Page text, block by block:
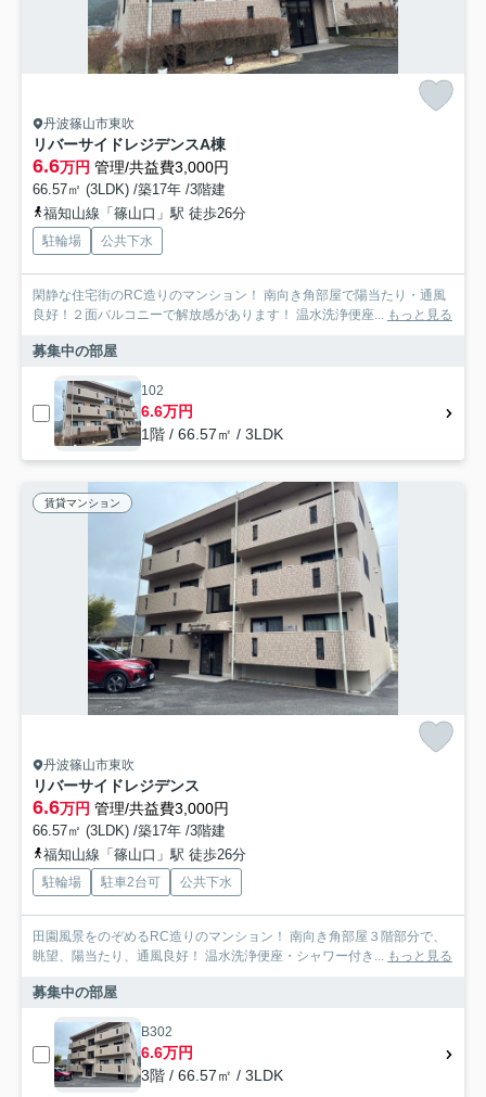
丹波篠山市東吹
リバーサイドレジデンスA棟
6.6万円 管理/共益費3,000円
66.57㎡ (3LDK) /築17年 /3階建
福知山線「篠山口」駅 徒歩26分
駐輪場 公共下水
閑静な住宅街のRC造りのマンション！ 南向き角部屋で陽当たり・通風
良好！２面バルコニーで解放感があります！ 温水洗浄便座... もっと見る
募集中の部屋
102
6.6万円
1階 / 66.57㎡ / 3LDK
賃貸マンション
丹波篠山市東吹
リバーサイドレジデンス
6.6万円 管理/共益費3,000円
66.57㎡ (3LDK) /築17年 /3階建
福知山線「篠山口」駅 徒歩26分
駐輪場 駐車2台可 公共下水
田園風景をのぞめるRC造りのマンション！ 南向き角部屋３階部分で、
眺望、陽当たり、通風良好！ 温水洗浄便座・シャワー付き... もっと見る
募集中の部屋
B302
6.6万円
3階 / 66.57㎡ / 3LDK